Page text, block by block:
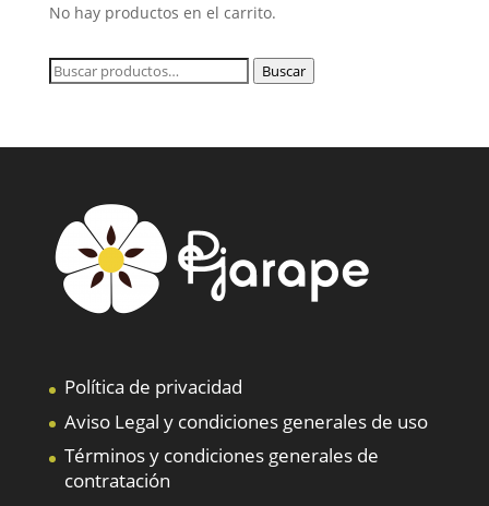
No hay productos en el carrito.
Buscar
Buscar
Política de privacidad
Aviso Legal y condiciones generales de uso
Términos y condiciones generales de
contratación